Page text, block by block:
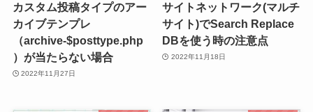
カスタム投稿タイプのアー
カイブテンプレ
（archive-$posttype.php
）が当たらない場合
2022年11月27日
サイトネットワーク(マルチ
サイト)でSearch Replace
DBを使う時の注意点
2022年11月18日